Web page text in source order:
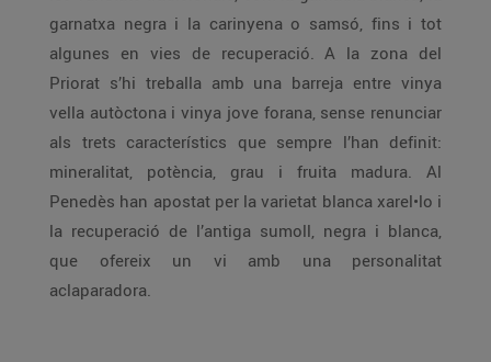
garnatxa negra i la carinyena o samsó, fins i tot
algunes en vies de recuperació. A la zona del
Priorat s’hi treballa amb una barreja entre vinya
vella autòctona i vinya jove forana, sense renunciar
als trets característics que sempre l’han definit:
mineralitat, potència, grau i fruita madura. Al
Penedès han apostat per la varietat blanca xarel•lo i
la recuperació de l’antiga sumoll, negra i blanca,
que ofereix un vi amb una personalitat
aclaparadora.